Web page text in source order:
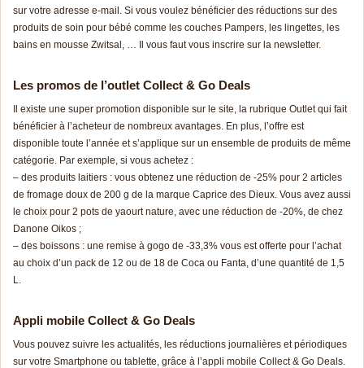
sur votre adresse e-mail. Si vous voulez bénéficier des réductions sur des
produits de soin pour bébé comme les couches Pampers, les lingettes, les
bains en mousse Zwitsal, … Il vous faut vous inscrire sur la newsletter.
Les promos de l’outlet Collect & Go Deals
Il existe une super promotion disponible sur le site, la rubrique Outlet qui fait
bénéficier à l’acheteur de nombreux avantages. En plus, l’offre est
disponible toute l’année et s’applique sur un ensemble de produits de même
catégorie. Par exemple, si vous achetez :
– des produits laitiers : vous obtenez une réduction de -25% pour 2 articles
de fromage doux de 200 g de la marque Caprice des Dieux. Vous avez aussi
le choix pour 2 pots de yaourt nature, avec une réduction de -20%, de chez
Danone Oikos ;
– des boissons : une remise à gogo de -33,3% vous est offerte pour l’achat
au choix d’un pack de 12 ou de 18 de Coca ou Fanta, d’une quantité de 1,5
L.
Appli mobile Collect & Go Deals
Vous pouvez suivre les actualités, les réductions journalières et périodiques
sur votre Smartphone ou tablette, grâce à l’appli mobile Collect & Go Deals.